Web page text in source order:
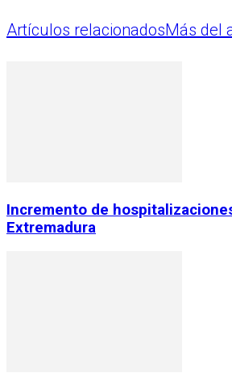
Artículos relacionadosMás del
Incremento de
Extremadura